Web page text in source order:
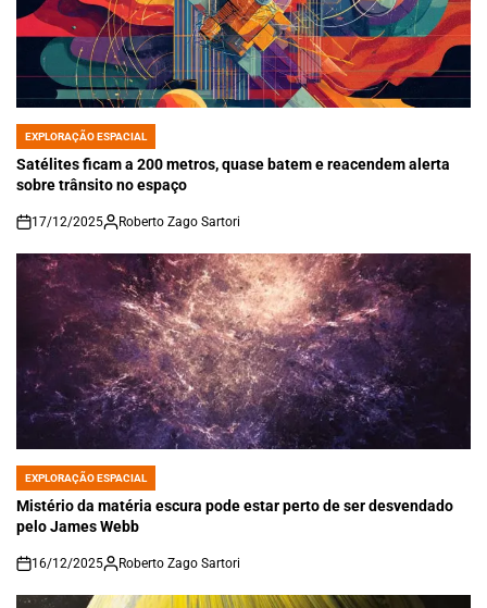
POSTED
IN
EXPLORAÇÃO ESPACIAL
Satélites ficam a 200 metros, quase batem e reacendem alerta
sobre trânsito no espaço
on
17/12/2025 Roberto Zago Sartori
POSTED
IN
EXPLORAÇÃO ESPACIAL
Mistério da matéria escura pode estar perto de ser desvendado
pelo James Webb
on
16/12/2025 Roberto Zago Sartori